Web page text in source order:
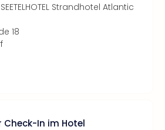
Strandhotel Atlantic
18
In im Hotel